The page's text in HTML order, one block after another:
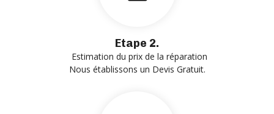
Etape 2.
Estimation du prix de la réparation
Nous établissons un Devis Gratuit.